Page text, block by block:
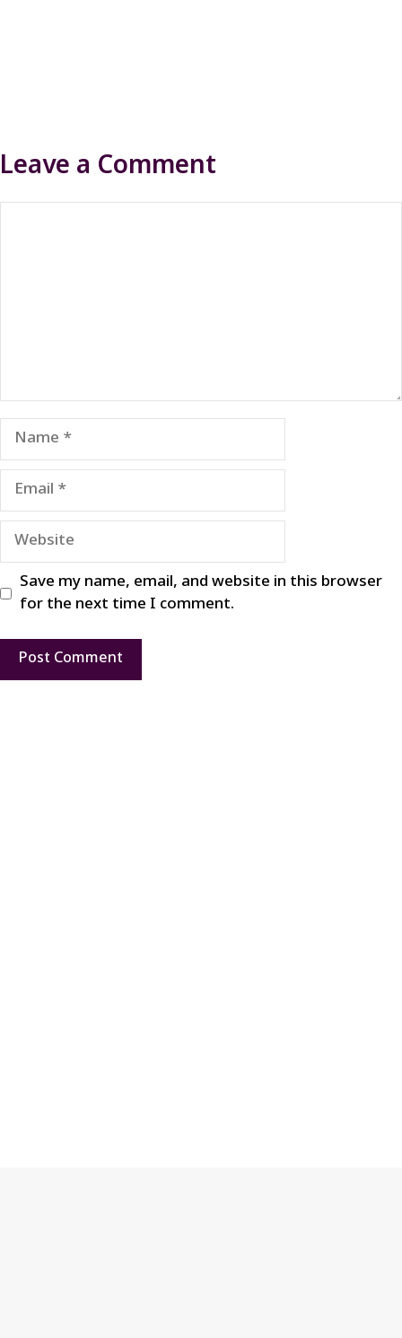
Leave a Comment
Name
Email
Website
Save my name, email, and website in this browser
for the next time I comment.